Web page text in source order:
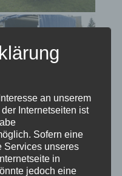
an unserem
Internetseiten ist
Sofern eine
Services unseres
in
jedoch eine